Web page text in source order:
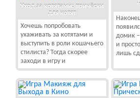
Уход за котятами: причёски
для котят
Хочешь попробовать
ухаживать за котятами и
выступить в роли кошачьего
стилиста? Тогда скорее
заходи в игру и
домик
и
лишь